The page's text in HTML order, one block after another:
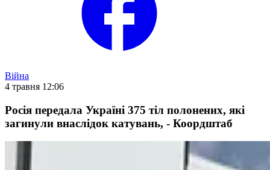
Війна
4 травня 12:06
Росія передала Україні 375 тіл полонених, які
загинули внаслідок катувань, - Коордштаб